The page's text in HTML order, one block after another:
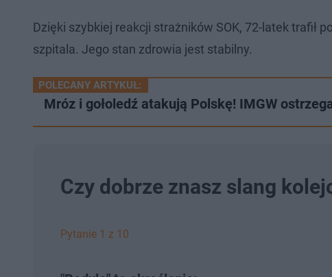
Dzięki szybkiej reakcji strażników SOK, 72-latek trafił
szpitala. Jego stan zdrowia jest stabilny.
POLECANY ARTYKUŁ:
Mróz i gołoledź atakują Polskę! IMGW
Czy dobrze znasz slang
Pytanie 1 z 10